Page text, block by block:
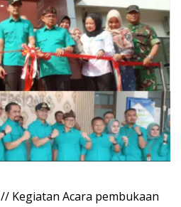
// Kegiatan Acara pembukaan